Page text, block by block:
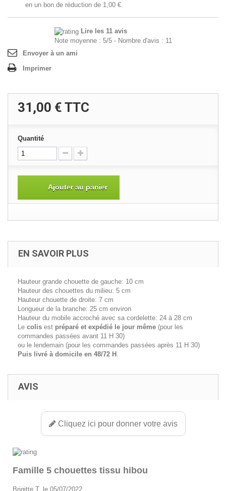
en un bon de réduction de 1,00 €.
Lire les 11 avis
Note moyenne : 5/5- Nombre d'avis : 11
Envoyer à un ami
Imprimer
31,00 € TTC
Quantité
Ajouter au panier
EN SAVOIR PLUS
Hauteur grande chouette de gauche: 10 cm
Hauteur des chouettes du milieu: 5 cm
Hauteur chouette de droite: 7 cm
Longueur de la branche: 25 cm environ
Hauteur du mobile accroché avec sa cordelette: 24 à 28 cm
Le colis est préparé et expédié le jour même (pour les
commandes passées avant 11 H 30)
ou le lendemain (pour les commandes passées après 11 H 30)
Puis livré à domicile en 48/72 H .
AVIS
Cliquez ici pour donner votre avis
Famille 5 chouettes tissu hibou
Brigitte T. le 05/07/2022